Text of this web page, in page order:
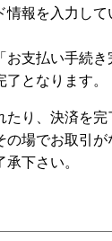
情報を入力して
お支払い手続
となります。
たり、決済を完
の場でお取引
下さい。